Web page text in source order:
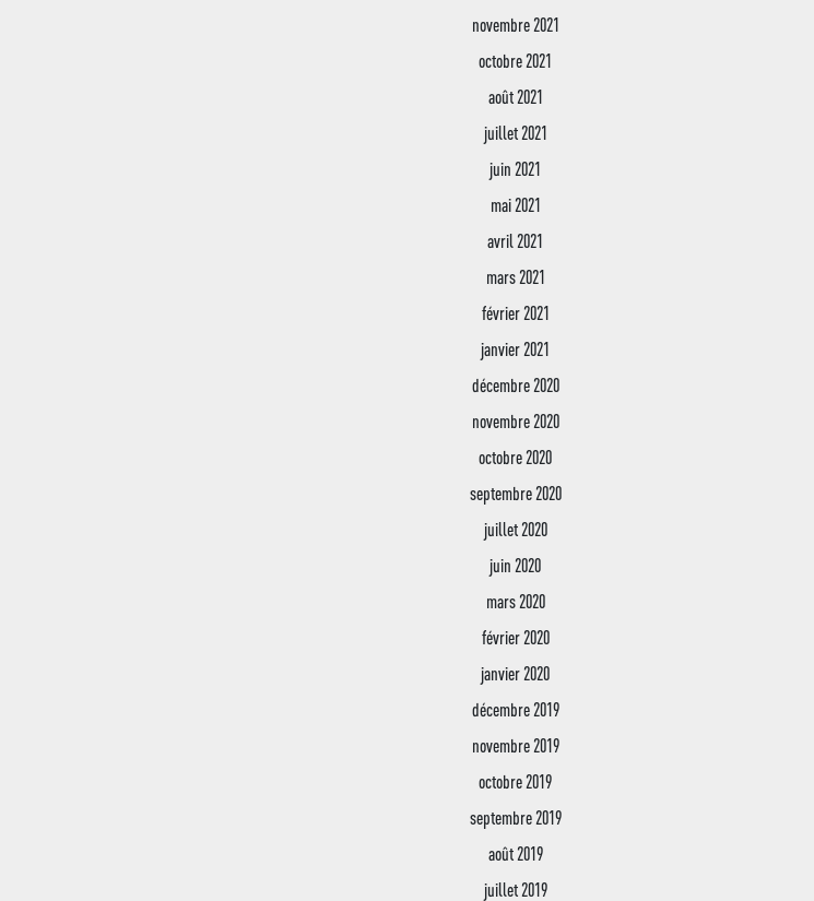
novembre 2021
octobre 2021
août 2021
juillet 2021
juin 2021
mai 2021
avril 2021
mars 2021
février 2021
janvier 2021
décembre 2020
novembre 2020
octobre 2020
septembre 2020
juillet 2020
juin 2020
mars 2020
février 2020
janvier 2020
décembre 2019
novembre 2019
octobre 2019
septembre 2019
août 2019
juillet 2019